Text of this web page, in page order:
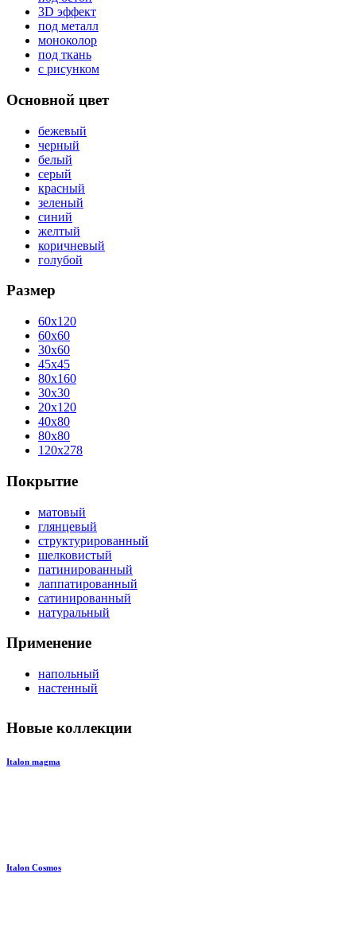
3D эффект
под металл
моноколор
под ткань
с рисунком
Основной цвет
бежевый
черный
белый
серый
красный
зеленый
синий
желтый
коричневый
голубой
Размер
60x120
60x60
30x60
45x45
80x160
30x30
20x120
40x80
80x80
120x278
Покрытие
матовый
глянцевый
структурированный
шелковистый
патинированный
лаппатированный
сатинированный
натуральный
Применение
напольный
настенный
Новые коллекции
Italon magma
Italon Cosmos